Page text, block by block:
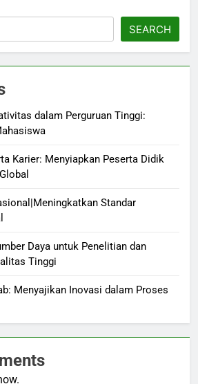
SEARCH
dalam Perguruan Tinggi:
Karier: Menyiapkan Peserta Didik
Standar
Daya untuk Penelitian dan
Tinggi
Menyajikan Inovasi dalam Proses